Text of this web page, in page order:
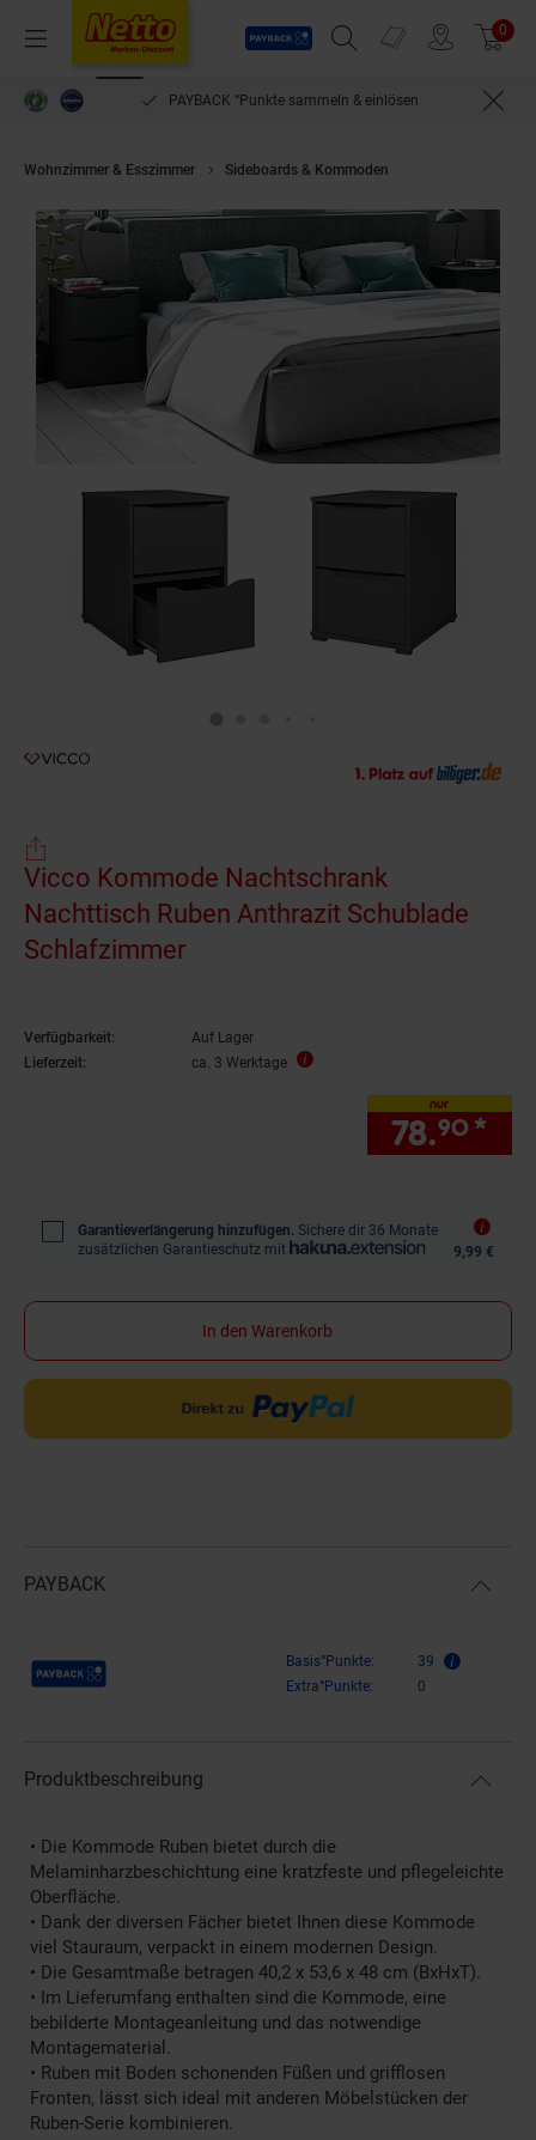
Menü
Payback
Suchfeld einblenden
Prospekte 0
PAYBACK °Punkte sammeln & einlösen
Wohnzimmer & Esszimmer Sideboards & Kommoden
Vicco Kommode Nachtschrank
Nachttisch Ruben Anthrazit Schublade
Schlafzimmer
Verfügbarkeit:
Auf Lager
Lieferzeit:
ca. 3 Werktage
nur
78.90 *
Garantieverlängerung hinzufügen. Sichere dir 36 Monate
zusätzlichen Garantieschutz mit
9,99 €
In den Warenkorb
PAYBACK
Payback Punkte Basis°Punkte:
39
Extra°Punkte:
0
Produktbeschreibung
• Die Kommode Ruben bietet durch die
Melaminharzbeschichtung eine kratzfeste und pflegeleichte
Oberfläche.
• Dank der diversen Fächer bietet Ihnen diese Kommode
viel Stauraum, verpackt in einem modernen Design.
• Die Gesamtmaße betragen 40,2 x 53,6 x 48 cm (BxHxT).
• Im Lieferumfang enthalten sind die Kommode, eine
bebilderte Montageanleitung und das notwendige
Montagematerial.
• Ruben mit Boden schonenden Füßen und grifflosen
Fronten, lässt sich ideal mit anderen Möbelstücken der
Ruben-Serie kombinieren.